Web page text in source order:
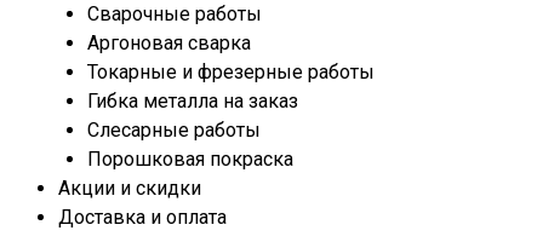
Сварочные работы
Аргоновая сварка
Токарные и фрезерные работы
Гибка металла на заказ
Слесарные работы
Порошковая покраска
Акции и скидки
Доставка и оплата